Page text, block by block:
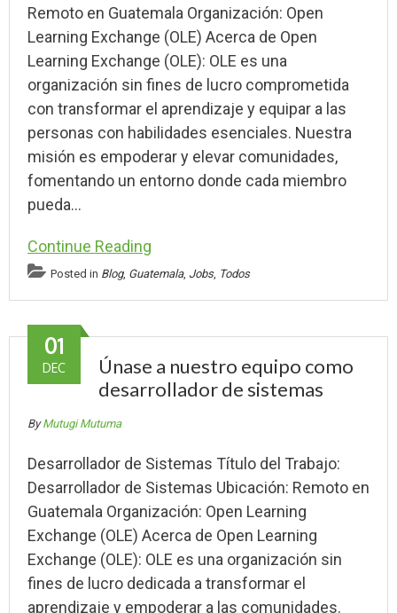
Remoto en Guatemala Organización: Open
Learning Exchange (OLE) Acerca de Open
Learning Exchange (OLE): OLE es una
organización sin fines de lucro comprometida
con transformar el aprendizaje y equipar a las
personas con habilidades esenciales. Nuestra
misión es empoderar y elevar comunidades,
fomentando un entorno donde cada miembro
pueda…
Continue Reading
Posted in Blog, Guatemala, Jobs, Todos
Únase a nuestro equipo como
desarrollador de sistemas
01
DEC
ByMutugi Mutuma
Desarrollador de Sistemas Título del Trabajo:
Desarrollador de Sistemas Ubicación: Remoto en
Guatemala Organización: Open Learning
Exchange (OLE) Acerca de Open Learning
Exchange (OLE): OLE es una organización sin
fines de lucro dedicada a transformar el
aprendizaje y empoderar a las comunidades.